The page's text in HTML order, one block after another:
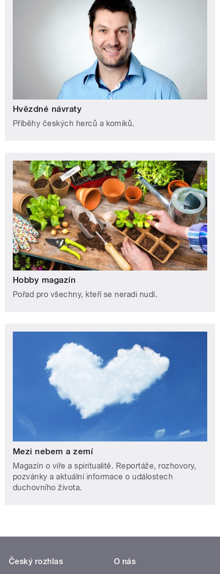
Hvězdné návraty
Příběhy českých herců a komiků.
Hobby magazín
Pořad pro všechny, kteří se neradi nudí.
Mezi nebem a zemí
Magazín o víře a spiritualitě. Reportáže, rozhovory,
pozvánky a aktuální informace o událostech
duchovního života.
Český rozhlas
O nás